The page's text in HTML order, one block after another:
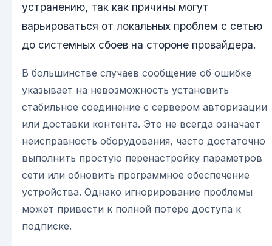
устранению, так как причины могут
варьироваться от локальных проблем с сетью
до системных сбоев на стороне провайдера.
В большинстве случаев сообщение об ошибке
указывает на невозможность установить
стабильное соединение с сервером авторизации
или доставки контента. Это не всегда означает
неисправность оборудования, часто достаточно
выполнить простую перенастройку параметров
сети или обновить программное обеспечение
устройства. Однако игнорирование проблемы
может привести к полной потере доступа к
подписке.